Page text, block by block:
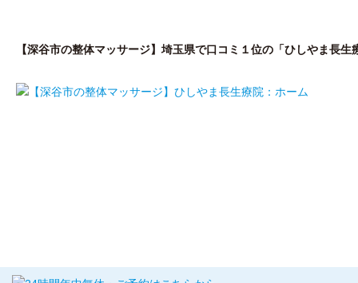
【深谷市の整体マッサージ】埼玉県で口コミ１位の「ひしやま長生